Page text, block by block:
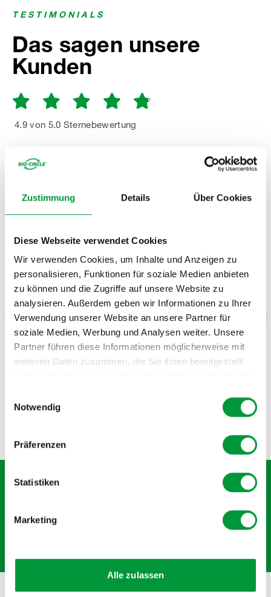
Zustimmung Details Über Cookies
Diese Webseite verwendet Cookies
Wir verwenden Cookies, um Inhalte und Anzeigen zu
personalisieren, Funktionen für soziale Medien anbieten
zu können und die Zugriffe auf unsere Website zu
analysieren. Außerdem geben wir Informationen zu Ihrer
Verwendung unserer Website an unsere Partner für
soziale Medien, Werbung und Analysen weiter. Unsere
Partner führen diese Informationen möglicherweise mit
weiteren Daten zusammen, die Sie ihnen bereitgestellt
Notwendig
Präferenzen
Statistiken
Marketing
Alle zulassen
TESTIMONIALS
Das sagen unsere
Kunden
4.9 von 5.0 Sternebewertung
ZU DEN REFERENZEN
grosser Schritt hin zu einem grüneren,
umweltfreundlicheren und nachhaltigeren
Arbeiten.
Reto Brunner
Rollmaterial, Sicherheit/Qualität,
Rhätische Bahn AG
1
of
Abonnieren Sie den kostenlosen Newsletter und
ABONNIEREN
Verkauf nur an gewerbliche Kunden